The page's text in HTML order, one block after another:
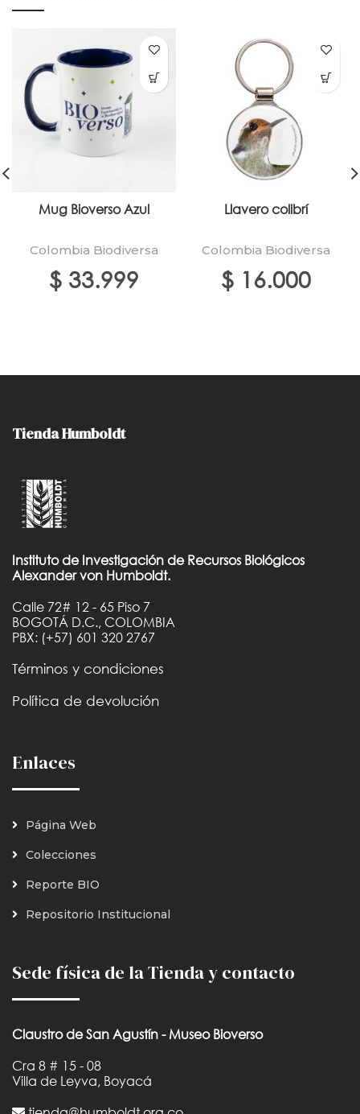
Mug Bioverso Azul
Colombia Biodiversa
$ 33.999
Llavero colibrí
Colombia Biodiversa
$ 16.000
Tienda Humboldt
Instituto de Investigación de Recursos Biológicos
Alexander von Humboldt.
Calle 72# 12 - 65 Piso 7
BOGOTÁ D.C., COLOMBIA
PBX: (+57) 601 320 2767
Términos y condiciones
Política de devolución
Enlaces
Página Web
Colecciones
Reporte BIO
Repositorio Institucional
Sede física de la Tienda y contacto
Claustro de San Agustín - Museo Bioverso
Cra 8 # 15 - 08
Villa de Leyva, Boyacá